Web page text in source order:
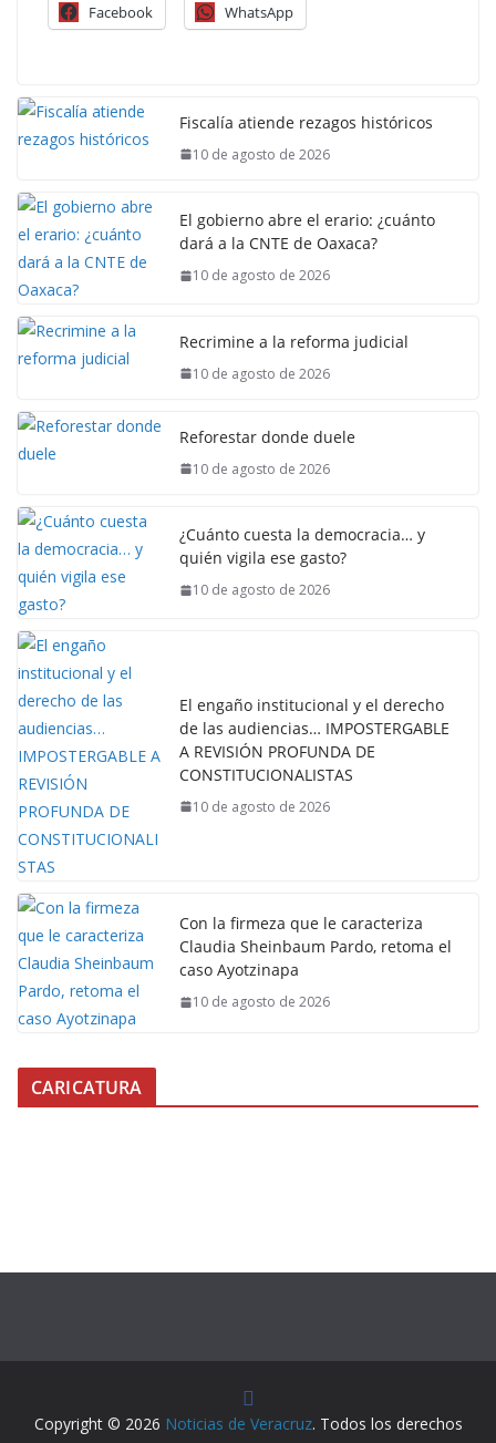
Facebook WhatsApp
Fiscalía atiende rezagos históricos
10 de agosto de 2026
El gobierno abre el erario: ¿cuánto
dará a la CNTE de Oaxaca?
10 de agosto de 2026
Recrimine a la reforma judicial
10 de agosto de 2026
Reforestar donde duele
10 de agosto de 2026
¿Cuánto cuesta la democracia… y
quién vigila ese gasto?
10 de agosto de 2026
El engaño institucional y el derecho
de las audiencias… IMPOSTERGABLE
A REVISIÓN PROFUNDA DE
CONSTITUCIONALISTAS
10 de agosto de 2026
Con la firmeza que le caracteriza
Claudia Sheinbaum Pardo, retoma el
caso Ayotzinapa
10 de agosto de 2026
CARICATURA
Copyright © 2026 Noticias de Veracruz. Todos los derechos